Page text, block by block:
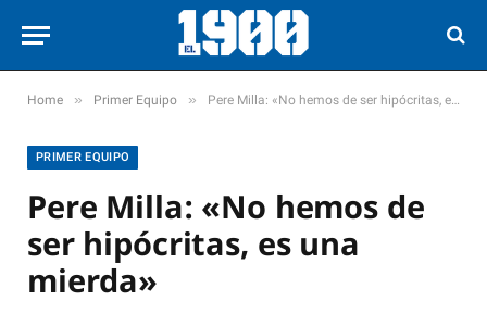
Home » Primer Equipo » Pere Milla: «No hemos de ser hipócritas, es una mierda»
PRIMER EQUIPO
Pere Milla: «No hemos de
ser hipócritas, es una
mierda»